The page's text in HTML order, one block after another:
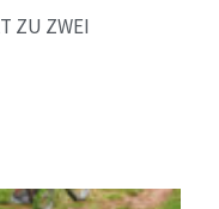
ZU ZWEI